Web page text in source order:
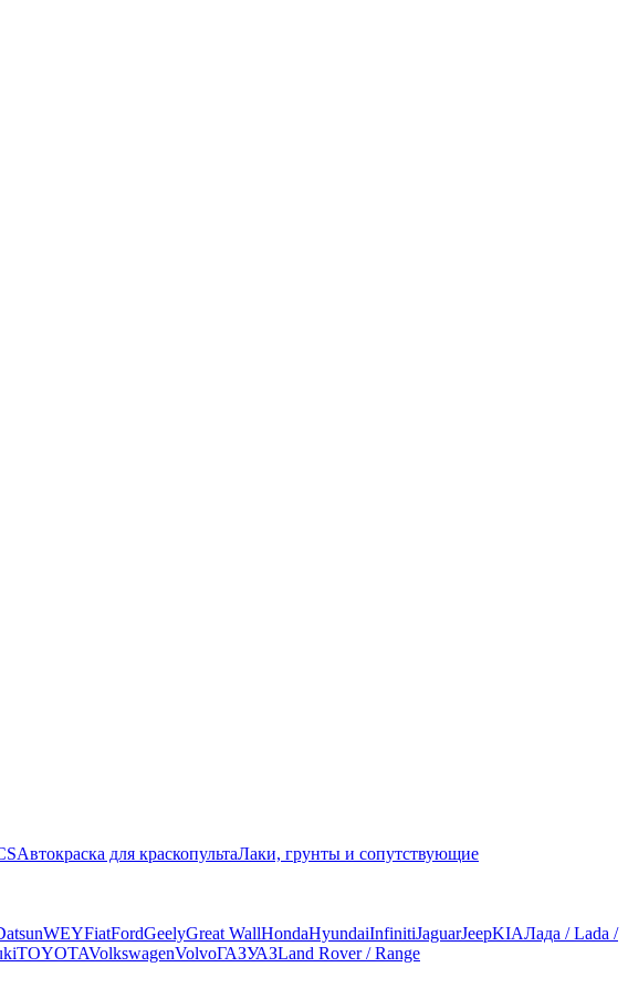
Автокраска для краскопультаЛаки, грунты и сопутствующие
WEYFiatFordGeelyGreat WallHondaHyundaiInfinitiJaguarJeepKIAЛада / Lada /
TOYOTAVolkswagenVolvoГАЗУАЗLand Rover / Range